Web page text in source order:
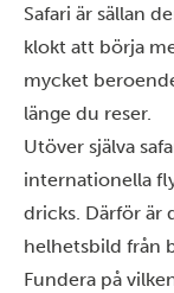
Safari är sällan
klokt att börja
mycket
länge du reser.
Utöver själva
internationella
dricks. Därför är
helhetsbild från
Fundera på